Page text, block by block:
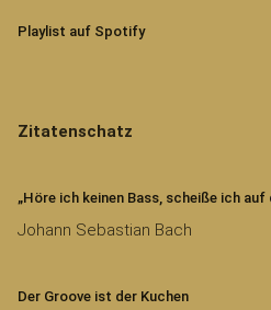
Playlist auf Spotify
Zitatenschatz
„Höre ich keinen Bass, scheiße ich auf
Johann Sebastian Bach
Der Groove ist der Kuchen